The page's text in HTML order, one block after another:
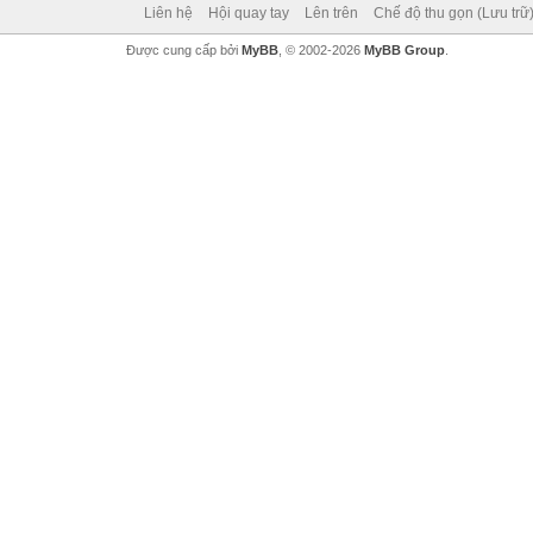
Liên hệ Hội quay tay Lên trên Chế độ thu gọn (Lưu trữ)
Được cung cấp bởi MyBB, © 2002-2026 MyBB Group.